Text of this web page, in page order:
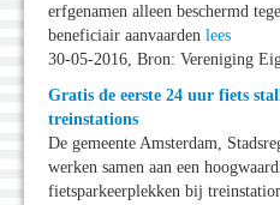
erfgenamen alleen beschermd
beneficiair aanvaarden lees
30-05-2016, Bron: Vereniging
Gratis de eerste 24 uur fiets
treinstations
De gemeente Amsterdam,
werken samen aan een
fietsparkeerplekken bij